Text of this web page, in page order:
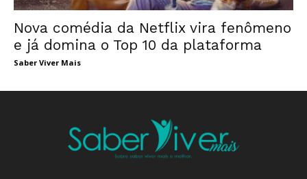
Nova comédia da Netflix vira fenômeno
e já domina o Top 10 da plataforma
Saber Viver Mais